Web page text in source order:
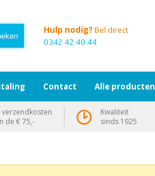
Hulp nodig? Bel direct
0342 42 40 44
Contact Alle producten
verzendkosten
de € 75,-
Kwaliteit
sinds 1925